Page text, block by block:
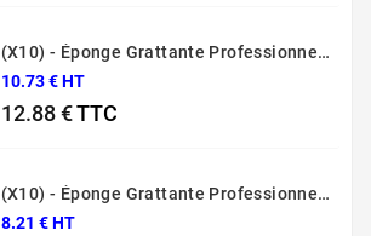
(X10) - Éponge Grattante Professionnelle Sponrex 74
10.73 € HT
12.88 €TTC
(X10) - Éponge Grattante Professionnelle Sponrex 52
8.21 € HT